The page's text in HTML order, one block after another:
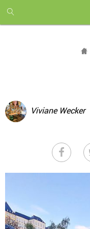
month
free
Viviane Wecker